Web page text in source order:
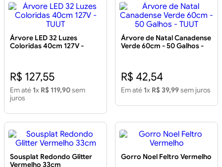
Árvore LED 32 Luzes
Coloridas 40cm 127V -
R$ 127,55
Em até 1x R$ 119,90sem
juros
Árvore de Natal Canadense
Verde 60cm - 50 Galhos -
R$ 42,54
Em até 1x R$ 39,99sem juros
Sousplat Redondo Glitter
Vermelho 33cm
Gorro Noel Feltro Vermelho